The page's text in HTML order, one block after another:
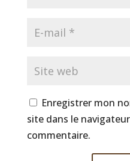
Enregistrer mon
site dans le
commentaire.